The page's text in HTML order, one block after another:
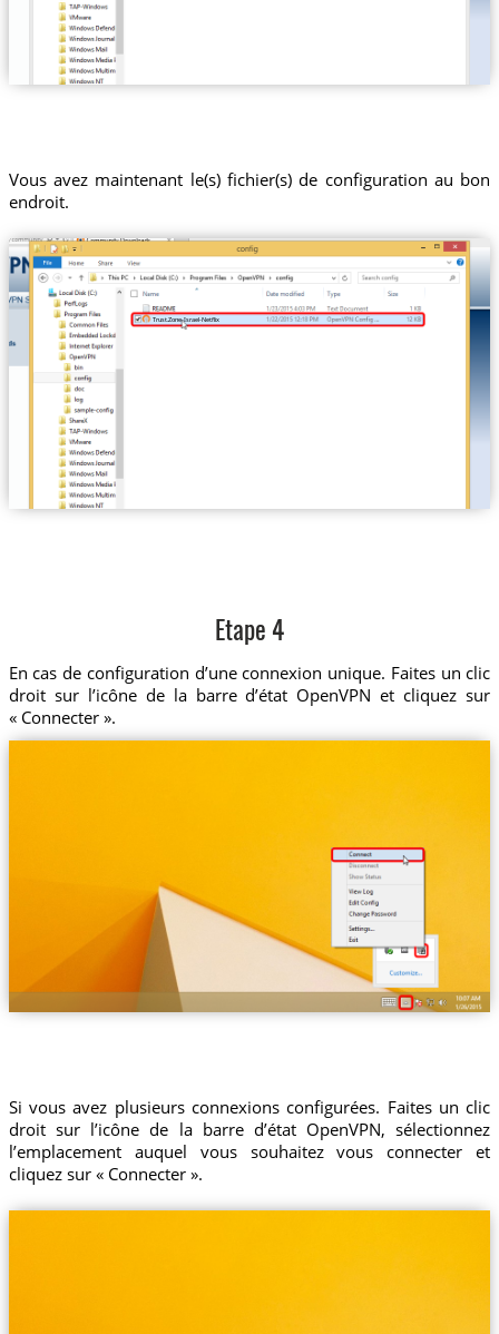
Vous avez maintenant le(s) fichier(s) de configuration au bon
endroit.
Trust.Zone-Israel-Netflix
Etape 4
En cas de configuration d’une connexion unique. Faites un clic
droit sur l’icône de la barre d’état OpenVPN et cliquez sur
« Connecter ».
Si vous avez plusieurs connexions configurées. Faites un clic
droit sur l’icône de la barre d’état OpenVPN, sélectionnez
l’emplacement auquel vous souhaitez vous connecter et
cliquez sur « Connecter ».